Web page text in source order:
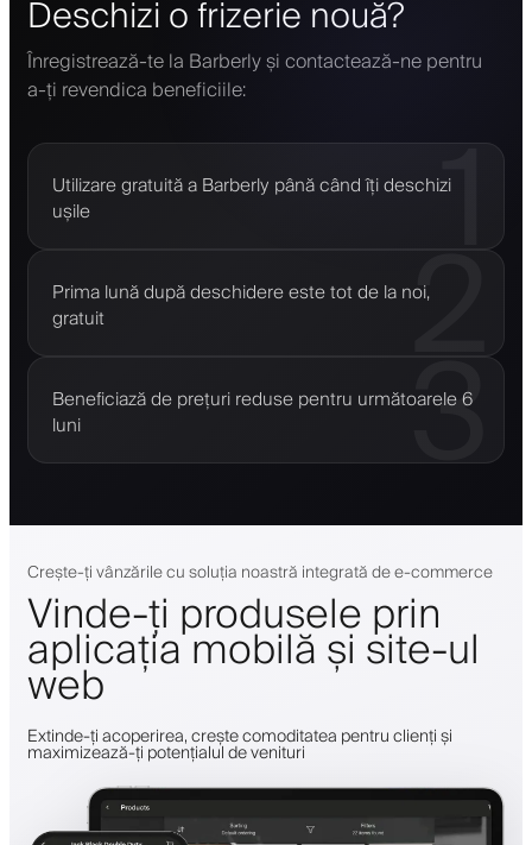
Deschizi o frizerie nouă?
Înregistrează-te la Barberly și contactează-ne pentru
a-ți revendica beneficiile:
Utilizare gratuită a Barberly până când îți deschizi
ușile
1
Prima lună după deschidere este tot de la noi,
gratuit
2
Beneficiază de prețuri reduse pentru următoarele 6
luni
3
Crește-ți vânzările cu soluția noastră integrată de e-commerce
Vinde-ți produsele prin
aplicația mobilă și site-ul
web
Extinde-ți acoperirea, crește comoditatea pentru clienți și
maximizează-ți potențialul de venituri